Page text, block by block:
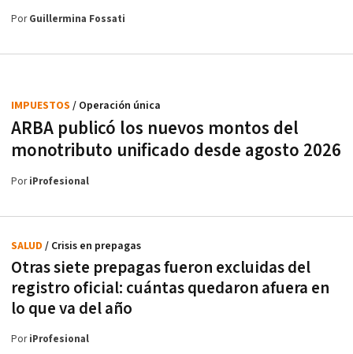
PorGuillermina Fossati
ARBA publicó los nuevos montos del
monotributo unificado desde agosto 2026
IMPUESTOS / Operación única
PoriProfesional
Otras siete prepagas fueron excluidas del
registro oficial: cuántas quedaron afuera en
lo que va del año
SALUD / Crisis en prepagas
PoriProfesional